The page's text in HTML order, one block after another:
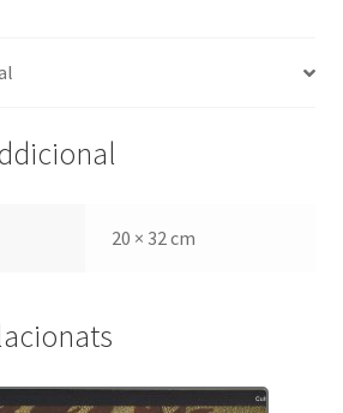
20 × 32 cm